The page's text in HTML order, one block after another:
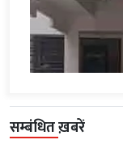
सम्बंधित ख़बरें